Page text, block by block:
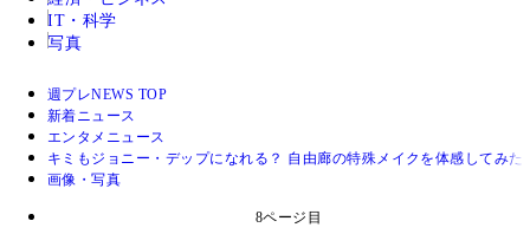
IT・科学
写真
週プレNEWS TOP
新着ニュース
エンタメニュース
キミもジョニー・デップになれる？ 自由廊の特殊メイクを体感してみた
画像・写真
8ページ目